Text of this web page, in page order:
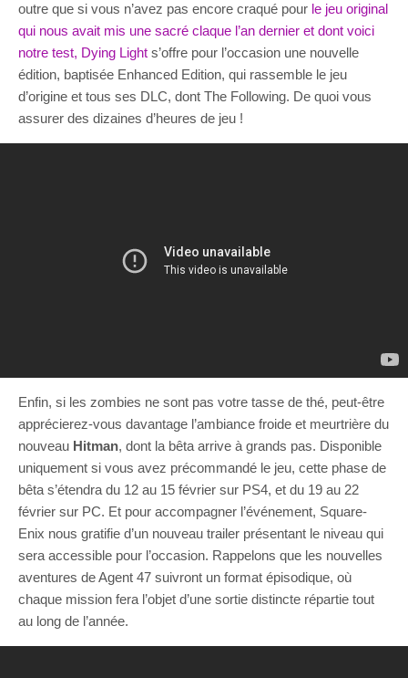
outre que si vous n’avez pas encore craqué pour le jeu original
qui nous avait mis une sacré claque l’an dernier et dont voici
notre test, Dying Light s’offre pour l’occasion une nouvelle
édition, baptisée Enhanced Edition, qui rassemble le jeu
d’origine et tous ses DLC, dont The Following. De quoi vous
assurer des dizaines d’heures de jeu !
Enfin, si les zombies ne sont pas votre tasse de thé, peut-être
apprécierez-vous davantage l’ambiance froide et meurtrière du
nouveau Hitman, dont la bêta arrive à grands pas. Disponible
uniquement si vous avez précommandé le jeu, cette phase de
bêta s’étendra du 12 au 15 février sur PS4, et du 19 au 22
février sur PC. Et pour accompagner l’événement, Square-
Enix nous gratifie d’un nouveau trailer présentant le niveau qui
sera accessible pour l’occasion. Rappelons que les nouvelles
aventures de Agent 47 suivront un format épisodique, où
chaque mission fera l’objet d’une sortie distincte répartie tout
au long de l’année.